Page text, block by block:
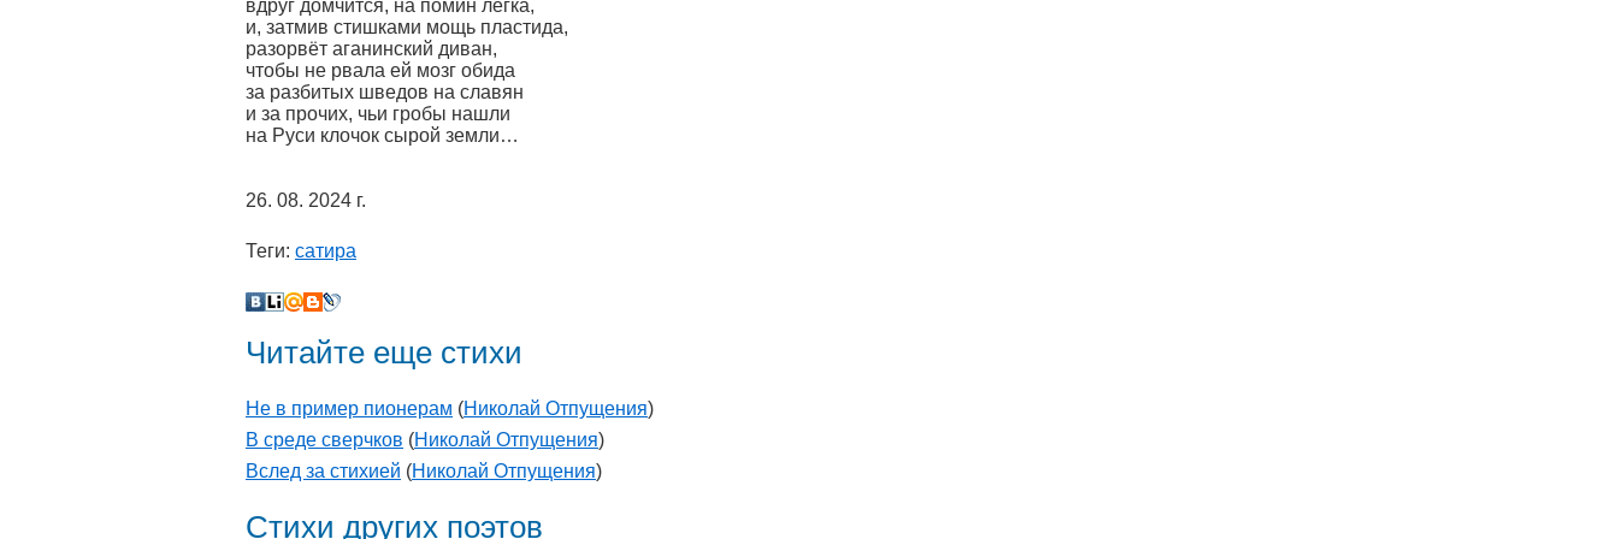
вдруг домчится, на помин легка,
и, затмив стишками мощь пластида,
разорвёт аганинский диван,
чтобы не рвала ей мозг обида
за разбитых шведов на славян
и за прочих, чьи гробы нашли
на Руси клочок сырой земли…
26. 08. 2024 г.
Теги: сатира
Читайте еще стихи
Не в пример пионерам (Николай Отпущения)
В среде сверчков (Николай Отпущения)
Вслед за стихией (Николай Отпущения)
Стихи других поэтов